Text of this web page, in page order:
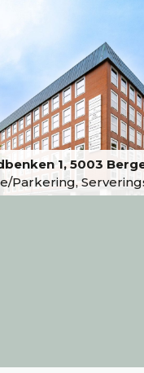
1, 5003
Serveringslokale/Kantine,